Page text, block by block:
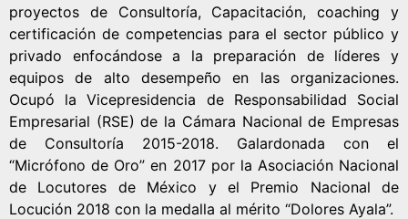
proyectos de Consultoría, Capacitación, coaching y
certificación de competencias para el sector público y
privado enfocándose a la preparación de líderes y
equipos de alto desempeño en las organizaciones.
Ocupó la Vicepresidencia de Responsabilidad Social
Empresarial (RSE) de la Cámara Nacional de Empresas
de Consultoría 2015-2018. Galardonada con el
“Micrófono de Oro” en 2017 por la Asociación Nacional
de Locutores de México y el Premio Nacional de
Locución 2018 con la medalla al mérito “Dolores Ayala”.